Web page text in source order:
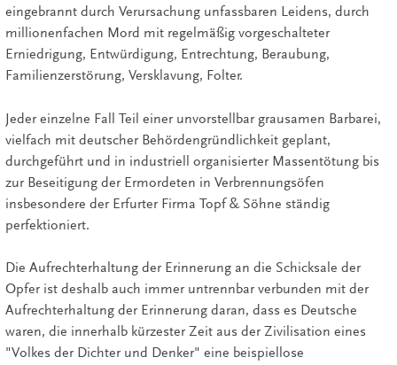
eingebrannt durch Verursachung unfassbaren Leidens, durch
millionenfachen Mord mit regelmäßig vorgeschalteter
Erniedrigung, Entwürdigung, Entrechtung, Beraubung,
Familienzerstörung, Versklavung, Folter.
Jeder einzelne Fall Teil einer unvorstellbar grausamen Barbarei,
vielfach mit deutscher Behördengründlichkeit geplant,
durchgeführt und in industriell organisierter Massentötung bis
zur Beseitigung der Ermordeten in Verbrennungsöfen
insbesondere der Erfurter Firma Topf & Söhne ständig
perfektioniert.
Die Aufrechterhaltung der Erinnerung an die Schicksale der
Opfer ist deshalb auch immer untrennbar verbunden mit der
Aufrechterhaltung der Erinnerung daran, dass es Deutsche
waren, die innerhalb kürzester Zeit aus der Zivilisation eines
"Volkes der Dichter und Denker" eine beispiellose